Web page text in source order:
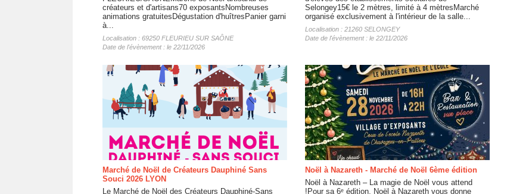
créateurs et d'artisans70 exposantsNombreuses
animations gratuitesDégustation d'huîtresPanier garni
à...
Localisation : 69250 FLEURIEU SUR SAÔNE
Date de l'évènement : le 22/11/2026
Selongey15€ le 2 mètres, limité à 4 mètresMarché
organisé exclusivement à l'intérieur de la salle...
Localisation : 21260 SELONGEY
Date de l'évènement : le 22/11/2026
Marché de Noël de Créateurs Dauphiné Sans
Souci 2026 LYON
Le Marché de Noël des Créateurs Dauphiné-Sans
Noël à Nazareth - Marché de Noël 6ème édition
Noël à Nazareth – La magie de Noël vous attend
!Pour sa 6ᵉ édition, Noël à Nazareth vous donne